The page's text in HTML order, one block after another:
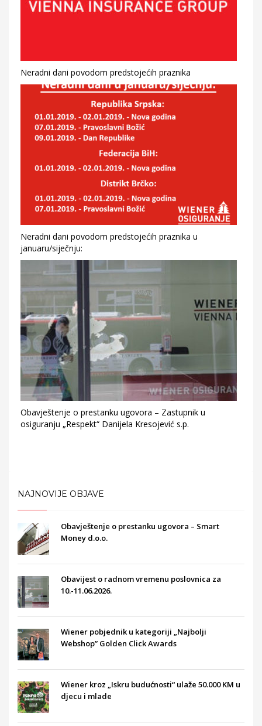
Neradni dani povodom predstojećih praznika
Neradni dani povodom predstojećih praznika u
januaru/siječnju:
Obavještenje o prestanku ugovora – Zastupnik u
osiguranju „Respekt“ Danijela Kresojević s.p.
NAJNOVIJE OBJAVE
Obavještenje o prestanku ugovora – Smart
Money d.o.o.
Obavijest o radnom vremenu poslovnica za
10.-11.06.2026.
Wiener pobjednik u kategoriji „Najbolji
Webshop” Golden Click Awards
Wiener kroz „Iskru budućnosti“ ulaže 50.000 KM u
djecu i mlade